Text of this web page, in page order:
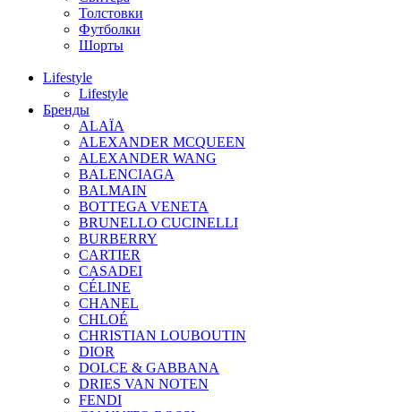
Толстовки
Футболки
Шорты
Lifestyle
Lifestyle
Бренды
ALAÏA
ALEXANDER MCQUEEN
ALEXANDER WANG
BALENCIAGA
BALMAIN
BOTTEGA VENETA
BRUNELLO CUCINELLI
BURBERRY
CARTIER
CASADEI
CÉLINE
CHANEL
CHLOÉ
CHRISTIAN LOUBOUTIN
DIOR
DOLCE & GABBANA
DRIES VAN NOTEN
FENDI